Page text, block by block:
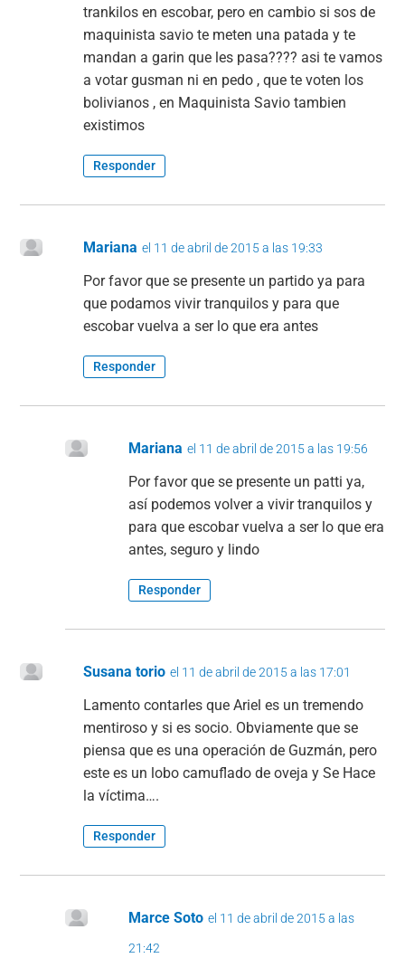
trankilos en escobar, pero en cambio si sos de
maquinista savio te meten una patada y te
mandan a garin que les pasa???? asi te vamos
a votar gusman ni en pedo , que te voten los
bolivianos , en Maquinista Savio tambien
existimos
Responder
Mariana el 11 de abril de 2015 a las 19:33
Por favor que se presente un partido ya para
que podamos vivir tranquilos y para que
escobar vuelva a ser lo que era antes
Responder
Mariana el 11 de abril de 2015 a las 19:56
Por favor que se presente un patti ya,
así podemos volver a vivir tranquilos y
para que escobar vuelva a ser lo que era
antes, seguro y lindo
Responder
Susana torio el 11 de abril de 2015 a las 17:01
Lamento contarles que Ariel es un tremendo
mentiroso y si es socio. Obviamente que se
piensa que es una operación de Guzmán, pero
este es un lobo camuflado de oveja y Se Hace
la víctima….
Responder
Marce Soto el 11 de abril de 2015 a las
21:42